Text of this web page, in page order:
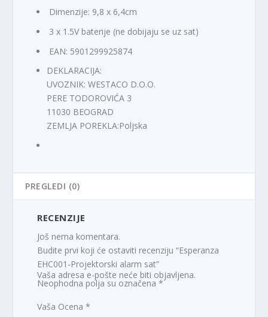
R
S
D
.
Dimenzije: 9,8 x 6,4cm
3 x 1.5V baterije (ne dobijaju se uz sat)
EAN: 5901299925874
DEKLARACIJA:
UVOZNIK: WESTACO D.O.O.
PERE TODOROVIĆA 3
11030 BEOGRAD
ZEMLJA POREKLA:Poljska
PREGLEDI (0)
RECENZIJE
Još nema komentara.
Budite prvi koji će ostaviti recenziju “Esperanza
EHC001-Projektorski alarm sat”
Vaša adresa e-pošte neće biti objavljena.
Neophodna polja su označena*
Vaša Ocena*